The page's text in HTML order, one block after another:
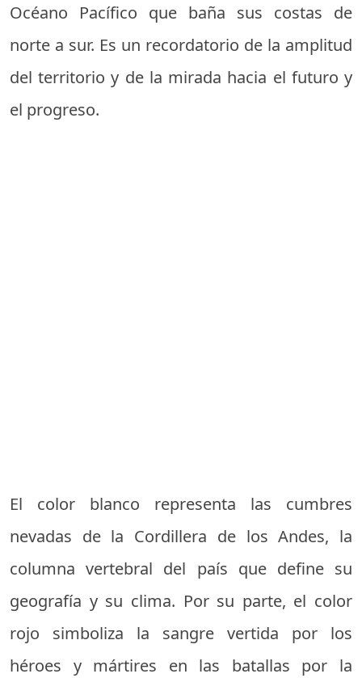
Océano Pacífico que baña sus costas de
norte a sur. Es un recordatorio de la amplitud
del territorio y de la mirada hacia el futuro y
el progreso.
El color blanco representa las cumbres
nevadas de la Cordillera de los Andes, la
columna vertebral del país que define su
geografía y su clima. Por su parte, el color
rojo simboliza la sangre vertida por los
héroes y mártires en las batallas por la